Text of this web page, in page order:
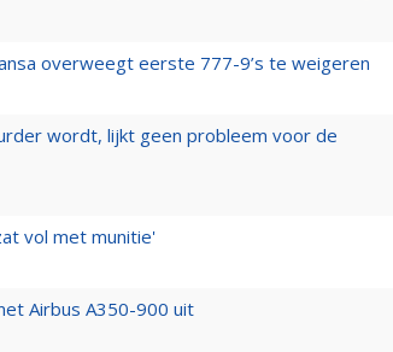
overweegt eerste 777-9’s te weigeren
wordt, lijkt geen probleem voor de
vol met munitie'
Airbus A350-900 uit